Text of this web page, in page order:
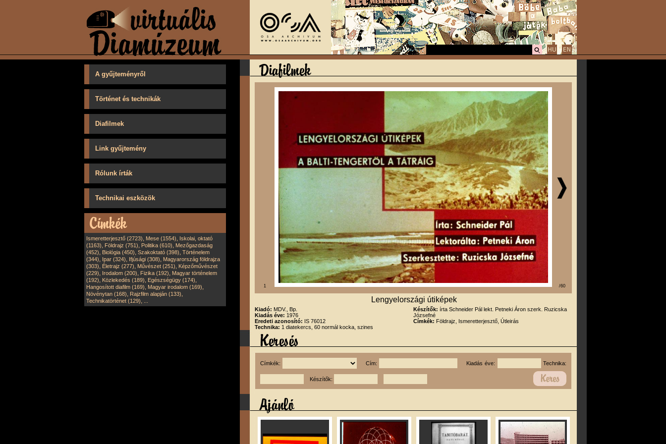
A gyűjteményről
Történet és technikák
Diafilmek
Link gyűjtemény
Rólunk írták
Technikai eszközök
Ismeretterjesztő (2723), Mese (1554), Iskolai, oktató
(1163), Földrajz (751), Politika (610), Mezőgazdaság
(452), Biológia (450), Szakoktató (398), Történelem
(344), Ipar (324), Ifjúsági (308), Magyarország földrajza
(303), Életrajz (277), Művészet (251), Képzőművészet
(229), Irodalom (200), Fizika (192), Magyar történelem
(192), Közlekedés (189), Egészségügy (174),
Hangosított diafilm (169), Magyar irodalom (169),
Növénytan (168), Rajzfilm alapján (133),
Technikatörténet (129),
1 /60
Lengyelországi útiképek
Kiadó: MDV., Bp.
Kiadás éve: 1976
Eredeti azonosító: IS 76012
Technika: 1 diatekercs, 60 normál kocka, szines
Készítők: írta Schneider Pál lekt. Petneki Áron szerk. Ruzicska
Józsefné
Címkék: Földrajz, Ismeretterjesztő, Útleirás
Címkék: Cím: Kiadás éve: Technika:
Készítők: